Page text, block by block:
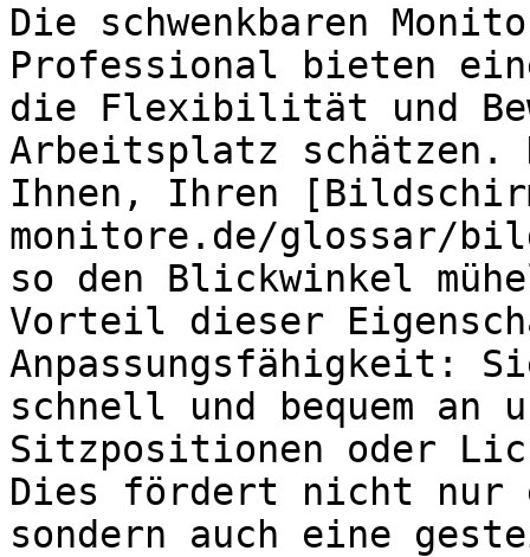
Die schwenkbaren
Professional bieten
die Flexibilität und
Arbeitsplatz schätzen.
Ihnen, Ihren
monitore.de/glossar/
so den Blickwinkel
Vorteil dieser
Anpassungsfähigkeit:
schnell und bequem an
Sitzpositionen oder
Dies fördert nicht nur
sondern auch eine